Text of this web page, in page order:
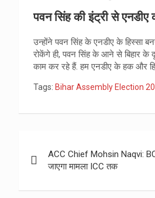
पवन सिंह की इंट्री से एनडीए
उन्‍होंने पवन सिंह के एनडीए के हिस्‍सा
रोकेंगे ही, पवन सिंह के आने से बिहार के
काम कर रहे हैं. हम एनडीए के हक और
Tags: Bihar Assembly Election
navigation
ACC Chief Mohsin Naqvi:
जाएगा मामला ICC तक